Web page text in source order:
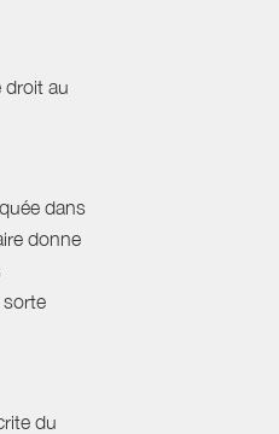
droit au
dans
donne
sorte
du